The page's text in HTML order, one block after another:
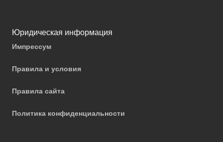
Юридическая информация
Импрессум
Правила и условия
Правила сайта
Политика конфиденциальности